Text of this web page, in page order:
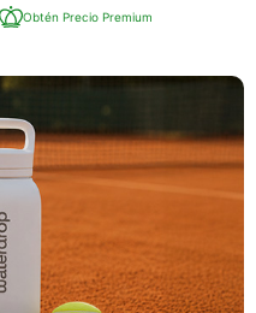
Obtén Precio Premium